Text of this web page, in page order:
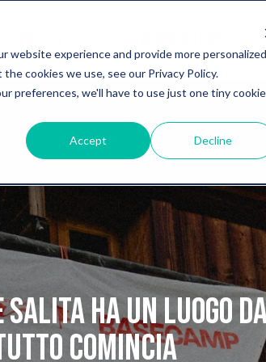
website experience and provide more personalized
cookies we use, see our Privacy Policy.
preferences, we'll have to use just one tiny cookie
Accept Decline
salita ha un luogo
comincia